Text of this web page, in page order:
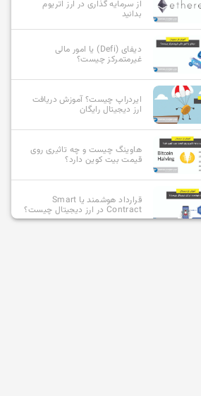
از سرمایه گذاری در ارز اتریوم
بدانید
دیفای (Defi) یا امور مالی
غیرمتمرکز چیست؟
ایردراپ چیست؟ آموزش دریافت
ارز دیجیتال رایگان
هاوینگ چیست و چه تاثیری روی
قیمت بیت کوین دارد؟
قرارداد هوشمند یا Smart
Contract در ارز دیجیتال چیست؟